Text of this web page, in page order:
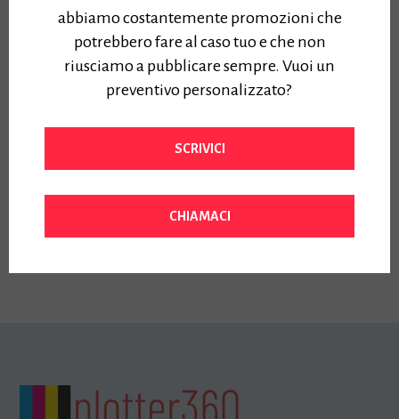
Scanner Colori Canon
SC 42E 2738V824
Iva Inclusa
abbiamo costantemente promozioni che
potrebbero fare al caso tuo e che non
riusciamo a pubblicare sempre. Vuoi un
preventivo personalizzato?
SCRIVICI
CHIAMACI